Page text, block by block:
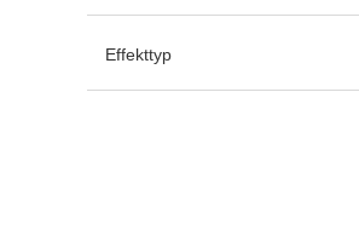
Effekttyp